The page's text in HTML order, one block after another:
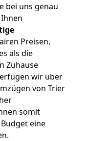
bei uns genau
Preisen,
als die
Zuhause
wir über
von Trier
somit
eine